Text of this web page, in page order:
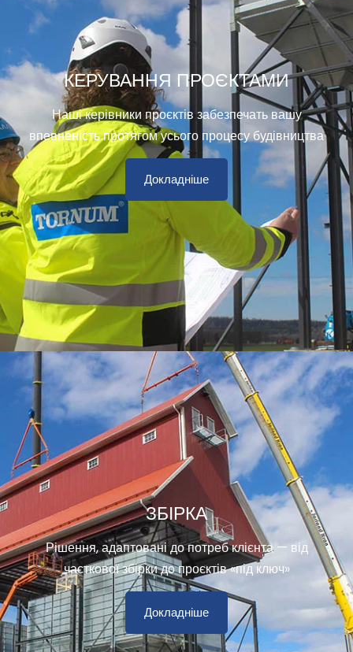
КЕРУВАННЯ ПРОЄКТАМИ
Наші керівники проєктів забезпечать вашу
впевненість протягом усього процесу будівництва
Докладніше
ЗБІРКА
Рішення, адаптовані до потреб клієнта — від
часткової збірки до проєктів «під ключ»
Докладніше